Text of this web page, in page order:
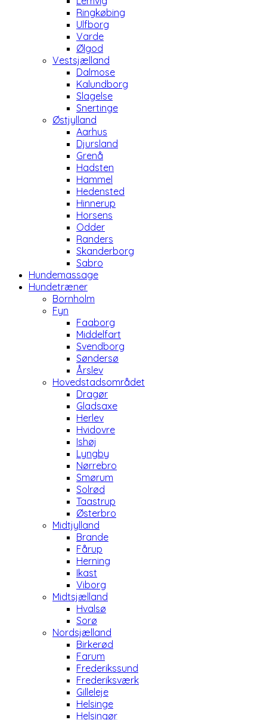
Ringkøbing
Ulfborg
Varde
Ølgod
Vestsjælland
Dalmose
Kalundborg
Slagelse
Snertinge
Østjylland
Aarhus
Djursland
Grenå
Hadsten
Hammel
Hedensted
Hinnerup
Horsens
Odder
Randers
Skanderborg
Sabro
Hundemassage
Hundetræner
Bornholm
Fyn
Faaborg
Middelfart
Svendborg
Søndersø
Årslev
Hovedstadsområdet
Dragør
Gladsaxe
Herlev
Hvidovre
Ishøj
Lyngby
Nørrebro
Smørum
Solrød
Taastrup
Østerbro
Midtjylland
Brande
Fårup
Herning
Ikast
Viborg
Midtsjælland
Hvalsø
Sorø
Nordsjælland
Birkerød
Farum
Frederikssund
Frederiksværk
Gilleleje
Helsinge
Helsingør